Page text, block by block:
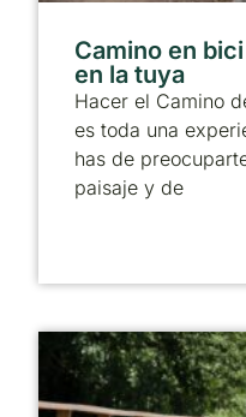
Camino en
en la tuya
Hacer el Camino
es toda una
has de
paisaje y de